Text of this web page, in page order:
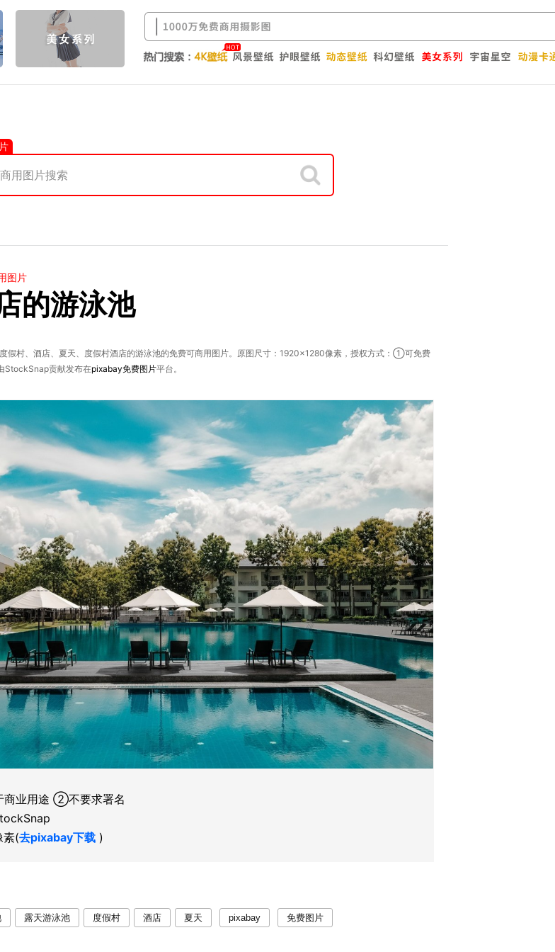
图片
的游泳池
假村、酒店、夏天、度假村酒店的游泳池的免费可商用图片。原图尺寸：1920×1280像素，授权方式：①可免费
StockSnap贡献发布在pixabay免费图片平台。
业用途 ②不要求署名
素(去pixabay下载)
露天游泳池 度假村 酒店 夏天 pixabay 免费图片